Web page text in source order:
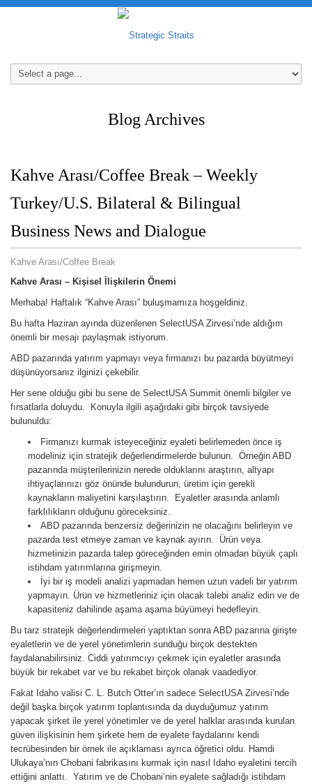
Blog Archives
Kahve Arası/Coffee Break – Weekly
Turkey/U.S. Bilateral & Bilingual
Business News and Dialogue
Kahve Arası/Coffee Break
Kahve Arası – Kişisel İlişkilerin Önemi
Merhaba! Haftalık “Kahve Arası” buluşmamıza hoşgeldiniz.
Bu hafta Haziran ayında düzenlenen SelectUSA Zirvesi’nde aldığım
önemli bir mesajı paylaşmak istiyorum.
ABD pazarında yatırım yapmayı veya firmanızı bu pazarda büyütmeyi
düşünüyorsanız ilginizi çekebilir.
Her sene olduğu gibi bu sene de SelectUSA Summit önemli bilgiler ve
fırsatlarla doluydu. Konuyla ilgili aşağıdaki gibi birçok tavsiyede
bulunuldu:
Firmanızı kurmak isteyeceğiniz eyaleti belirlemeden önce iş
modeliniz için stratejik değerlendirmelerde bulunun. Örneğin ABD
pazarında müşterilerinizin nerede olduklarını araştırın, altyapı
ihtiyaçlarınızı göz önünde bulundurun, üretim için gerekli
kaynakların maliyetini karşılaştırın. Eyaletler arasında anlamlı
farklılıkların olduğunu göreceksiniz.
ABD pazarında benzersiz değerinizin ne olacağını belirleyin ve
pazarda test etmeye zaman ve kaynak ayırın. Ürün veya
hizmetinizin pazarda talep göreceğinden emin olmadan büyük çaplı
istihdam yatırımlarına girişmeyin.
İyi bir iş modeli analizi yapmadan hemen uzun vadeli bir yatırım
yapmayın. Ürün ve hizmetleriniz için olacak talebi analiz edin ve de
kapasiteniz dahilinde aşama aşama büyümeyi hedefleyin.
Bu tarz stratejik değerlendirmeleri yaptıktan sonra ABD pazarına girişte
eyaletlerin ve de yerel yönetimlerin sunduğu birçok destekten
faydalanabilirsiniz. Ciddi yatırımcıyı çekmek için eyaletler arasında
büyük bir rekabet var ve bu rekabet birçok olanak vaadediyor.
Fakat Idaho valisi C. L. Butch Otter’ın sadece SelectUSA Zirvesi’nde
değil başka birçok yatırım toplantısında da duyduğumuz yatırım
yapacak şirket ile yerel yönetimler ve de yerel halklar arasında kurulan
güven ilişkisinin hem şirkete hem de eyalete faydalarını kendi
tecrübesinden bir örnek ile açıklaması ayrıca öğretici oldu. Hamdi
Ulukaya’nın Chobani fabrikasını kurmak için nasıl Idaho eyaletini tercih
ettiğini anlattı. Yatırım ve de Chobani’nin eyalete sağladığı istihdam